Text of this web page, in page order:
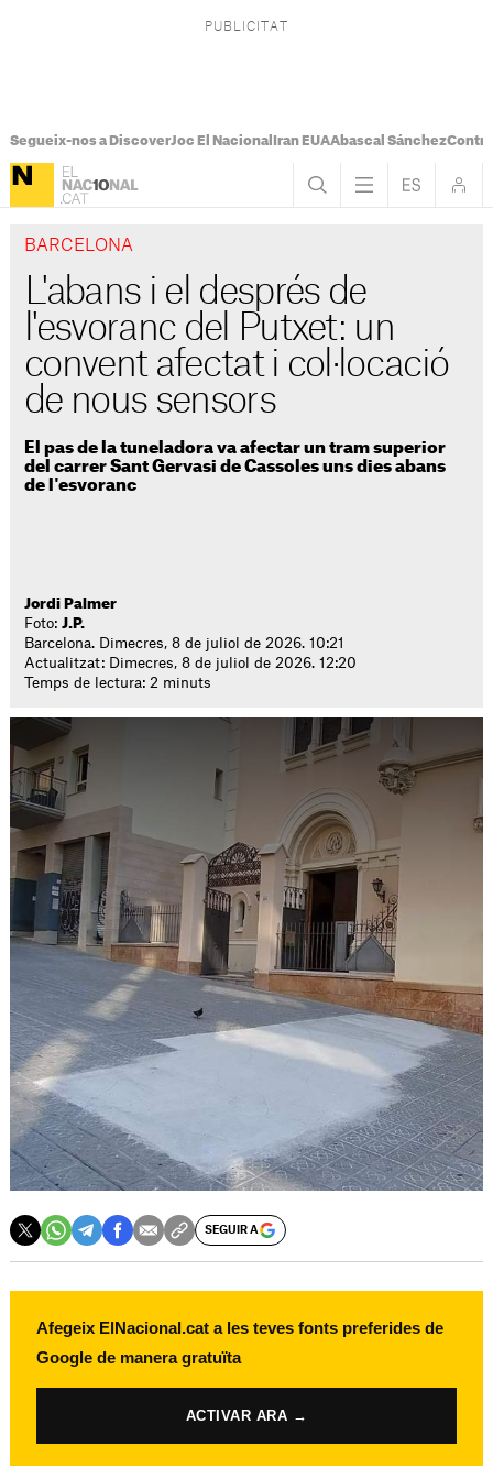
Segueix-nos a DiscoverJoc El Nacional Iran EUAAbascal Sánchez
BARCELONA
L'abans i el després de
l'esvoranc del Putxet: un
convent afectat i col·locació
de nous sensors
El pas de la tuneladora va afectar un tram superior
del carrer Sant Gervasi de Cassoles uns dies abans
de l'esvoranc
Jordi Palmer
Foto:J.P.
Barcelona. Dimecres, 8 de juliol de 2026. 10:21
Actualitzat: Dimecres, 8 de juliol de 2026. 12:20
Temps de lectura: 2 minuts
SEGUIR A
Afegeix ElNacional.cat a les teves fonts preferides de
Google de manera gratuïta
ACTIVAR ARA →